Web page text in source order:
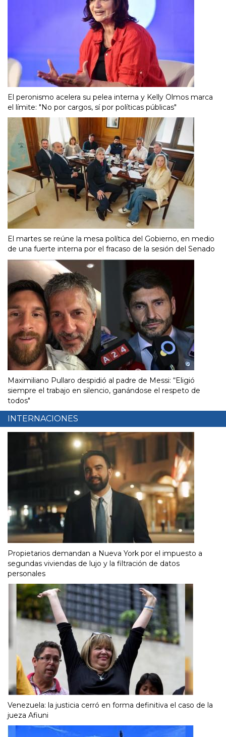
El peronismo acelera su pelea interna y Kelly Olmos marca
el límite: "No por cargos, sí por políticas públicas"
El martes se reúne la mesa política del Gobierno, en medio
de una fuerte interna por el fracaso de la sesión del Senado
Maximiliano Pullaro despidió al padre de Messi: “Eligió
siempre el trabajo en silencio, ganándose el respeto de
todos"
INTERNACIONES
Propietarios demandan a Nueva York por el impuesto a
segundas viviendas de lujo y la filtración de datos
personales
Venezuela: la justicia cerró en forma definitiva el caso de la
jueza Afiuni